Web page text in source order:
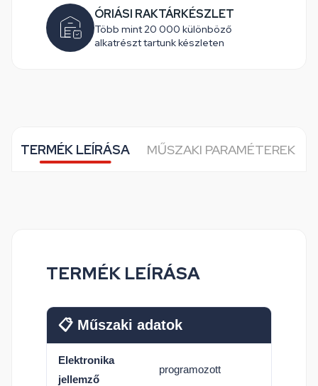
ÓRIÁSI RAKTÁRKÉSZLET
Több mint 20 000 különböző
alkatrészt tartunk készleten
TERMÉK LEÍRÁSA MŰSZAKI PARAMÉTEREK
TERMÉK LEÍRÁSA
📋 Műszaki adatok
Elektronika
jellemző
programozott